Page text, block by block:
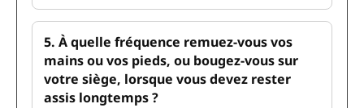
5. À quelle fréquence remuez-vous vos
mains ou vos pieds, ou bougez-vous sur
votre siège, lorsque vous devez rester
assis longtemps ?